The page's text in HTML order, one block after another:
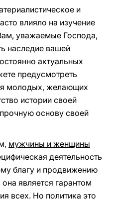
и
влияло на изучение
уважаемые Господа,
наследие вашей
актуальных
предусмотреть
молодых, желающих
истории своей
основу своей
мужчины и женщины
деятельность
благу и продвижению
является гарантом
всех. Но политика это